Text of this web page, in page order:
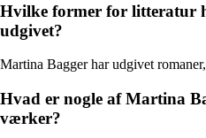
Hvilke former for litteratur
udgivet?
Martina Bagger har udgivet
Hvad er nogle af Martina
værker?